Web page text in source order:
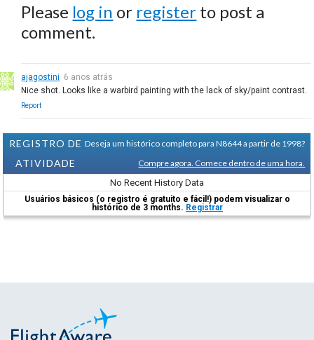
Please log in or register to post a
comment.
ajagostini 6 anos atrás
Nice shot. Looks like a warbird painting with the lack of sky/paint contrast.
Report
REGISTRO DE
ATIVIDADE
Deseja um histórico completo para N8644 a partir de 1998?
Compre agora. Comece dentro de uma hora.
No Recent History Data
Usuários básicos (o registro é gratuito e fácil!) podem visualizar o
histórico de 3 months. Registrar